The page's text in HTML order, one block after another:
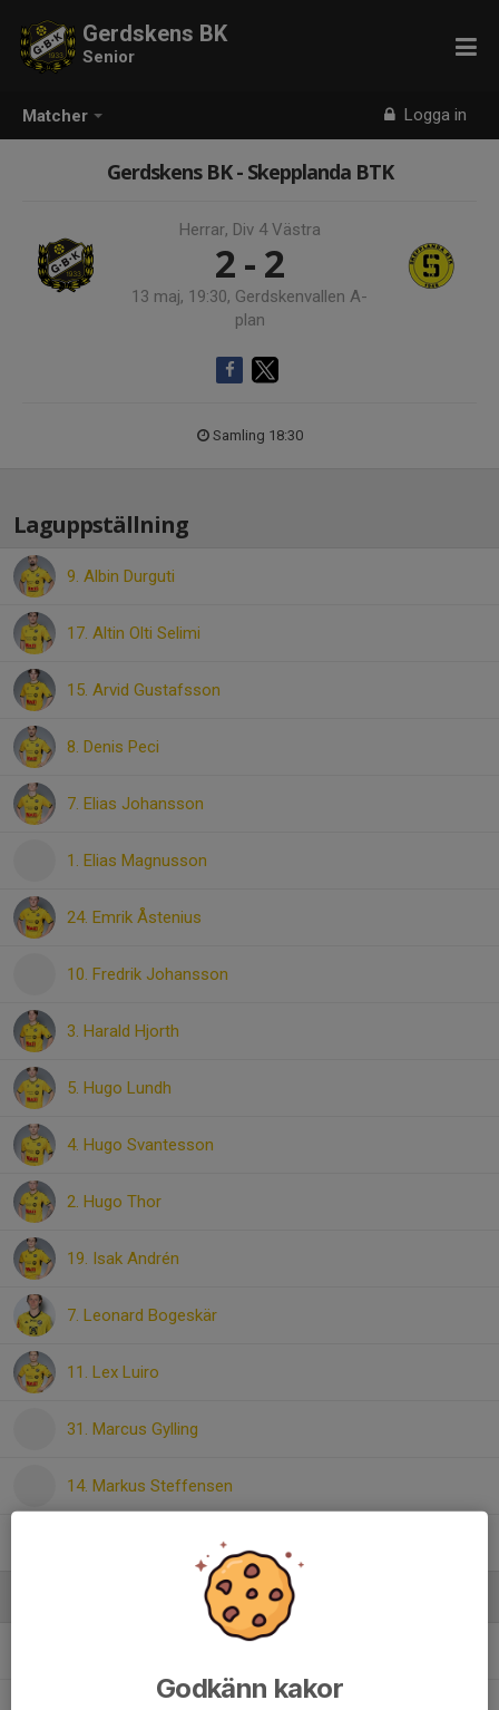
Matcher Logga in
Gerdskens BK
Senior
Gerdskens BK - Skepplanda BTK
Herrar, Div 4 Västra
2 - 2
13 maj, 19:30, Gerdskenvallen A-
plan
Samling 18:30
Laguppställning
9. Albin Durguti
17. Altin Olti Selimi
15. Arvid Gustafsson
8. Denis Peci
7. Elias Johansson
1. Elias Magnusson
24. Emrik Åstenius
10. Fredrik Johansson
3. Harald Hjorth
5. Hugo Lundh
4. Hugo Svantesson
2. Hugo Thor
19. Isak Andrén
7. Leonard Bogeskär
11. Lex Luiro
31. Marcus Gylling
14. Markus Steffensen
Godkänn kakor